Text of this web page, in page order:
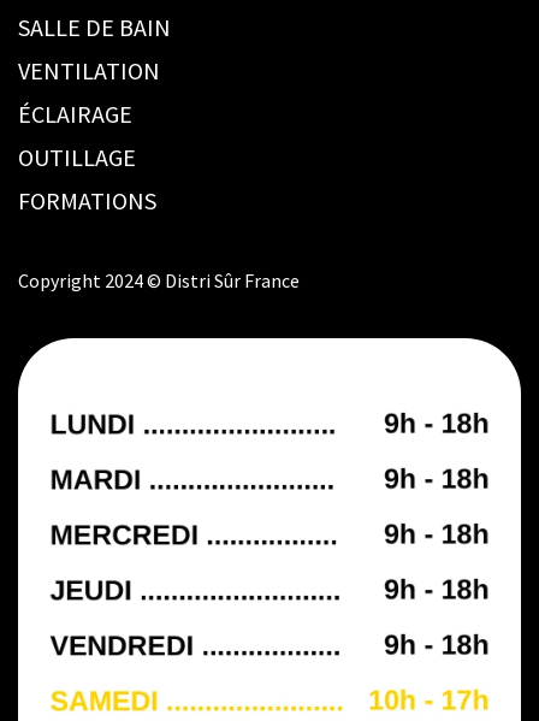
SALLE DE BAIN
VENTILATION
ÉCLAIRAGE
OUTILLAGE
FORMATIONS
Copyright 2024 © Distri Sûr France